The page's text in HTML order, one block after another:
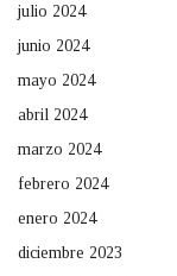
julio 2024
junio 2024
mayo 2024
abril 2024
marzo 2024
febrero 2024
enero 2024
diciembre 2023